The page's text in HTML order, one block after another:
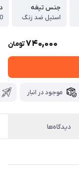
جنس تیغه
استیل ضد زنگ
740,000تومان
موجود در انبار
دیدگاه‌ها